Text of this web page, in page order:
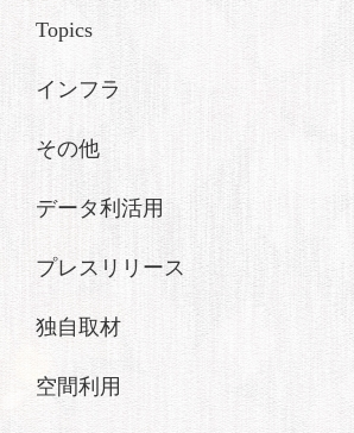
Topics
インフラ
その他
データ利活用
プレスリリース
独自取材
空間利用